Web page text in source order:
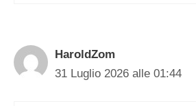
HaroldZom
31 Luglio 2026 alle 01:44